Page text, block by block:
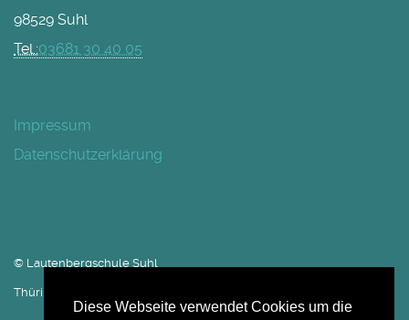
Diese Webseite verwendet Cookies um die
98529 Suhl
Tel.:03681 30 40 05
Impressum
Datenschutzerklärung
© Lautenbergschule Suhl
Thüringer Gemeinschaftsschule 1990 - 2025